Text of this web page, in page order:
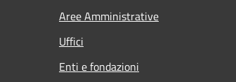
Aree Amministrative
Uffici
Enti e fondazioni